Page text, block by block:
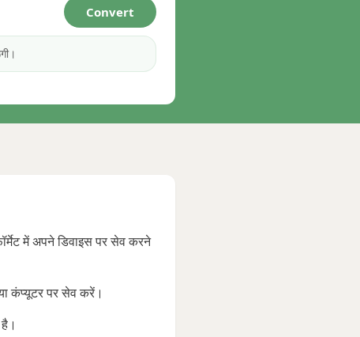
Convert
में अपने डिवाइस पर सेव करने
कंप्यूटर पर सेव करें।